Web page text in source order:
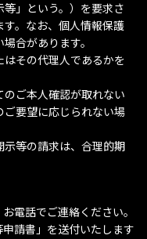
」という。）を要求さ
。なお、個人情報保護
合があります。
はその代理人であるかを
のご本人確認が取れない
要望に応じられない場
示等の請求は、合理的期
電話でご連絡ください。
請書」を送付いたします